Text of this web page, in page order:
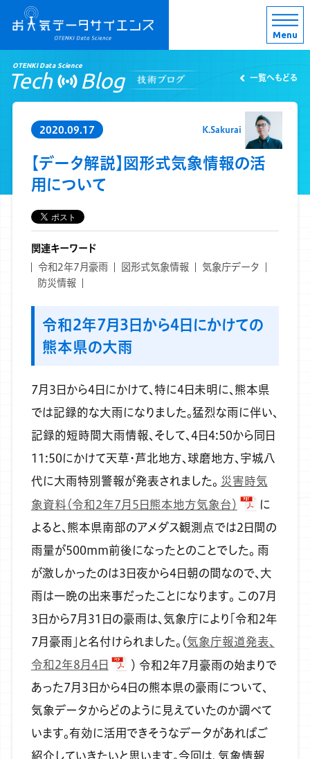
Menu
OTENKI Data Science
Tech Blog 一覧へもどる
2020.09.17 K.Sakurai
【データ解説】図形式気象情報の活
用について
関連キーワード
令和2年7月豪雨 図形式気象情報
気象庁データ
防災情報
令和2年7月3日から4日にかけての
熊本県の大雨
7月3日から4日にかけて、特に4日未明に、熊本県
では記録的な大雨になりました。猛烈な雨に伴い、
記録的短時間大雨情報、そして、4日4:50から同日
11:50にかけて天草・芦北地方、球磨地方、宇城八
代に大雨特別警報が発表されました。 災害時気
象資料（令和2年7月5日熊本地方気象台）
に
よると、熊本県南部のアメダス観測点では2日間の
雨量が500mm前後になったとのことでした。 雨
が激しかったのは3日夜から4日朝の間なので、大
雨は一晩の出来事だったことになります。 この7月
3日から7月31日の豪雨は、気象庁により「令和2年
7月豪雨」と名付けられました。（気象庁報道発表、
令和2年8月4日
） 令和2年7月豪雨の始まりで
あった7月3日から4日の熊本県の豪雨について、
気象データからどのように見えていたのか調べて
います。有効に活用できそうなデータがあればご
紹介していきたいと思います。今回は、気象情報